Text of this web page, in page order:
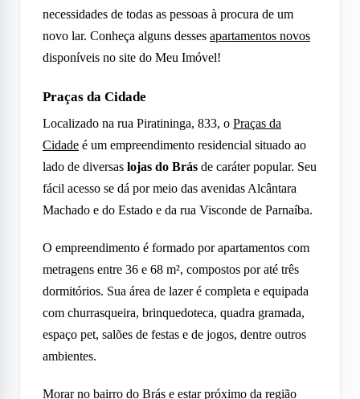
necessidades de todas as pessoas à procura de um
novo lar. Conheça alguns desses apartamentos novos
disponíveis no site do Meu Imóvel!
Praças da Cidade
Localizado na rua Piratininga, 833, o Praças da
Cidade é um empreendimento residencial situado ao
lado de diversas lojas do Brás de caráter popular. Seu
fácil acesso se dá por meio das avenidas Alcântara
Machado e do Estado e da rua Visconde de Parnaíba.
O empreendimento é formado por apartamentos com
metragens entre 36 e 68 m², compostos por até três
dormitórios. Sua área de lazer é completa e equipada
com churrasqueira, brinquedoteca, quadra gramada,
espaço pet, salões de festas e de jogos, dentre outros
ambientes.
Morar no bairro do Brás e estar próximo da região